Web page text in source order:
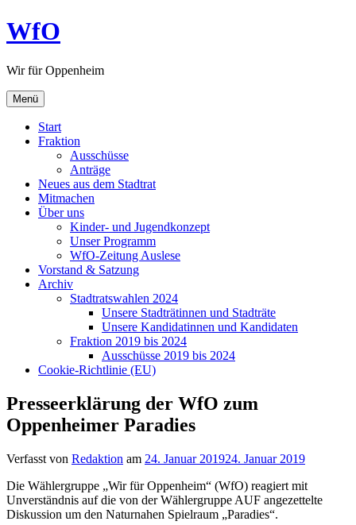
Zum
Inhalt
WfO
Wir für Oppenheim
Menü
Start
Fraktion
Ausschüsse
Anträge
Neues aus dem Stadtrat
Mitmachen
Über uns
Kinder- und Jugendkonzept
Unser Programm
WfO-Zeitung Auslese
Vorstand & Satzung
Archiv
Stadtratswahlen 2024
Unsere Stadträtinnen und Stadträte
Unsere Kandidatinnen und Kandidaten
Fraktion 2019 bis 2024
Ausschüsse 2019 bis 2024
Cookie-Richtlinie (EU)
Presseerklärung der WfO zum
Oppenheimer Paradies
Verfasst von Redaktion am 24. Januar 201924. Januar 2019
Die Wählergruppe „Wir für Oppenheim“ (WfO) reagiert mit
Unverständnis auf die von der Wählergruppe AUF angezettelte
Diskussion um den Naturnahen Spielraum „Paradies“.